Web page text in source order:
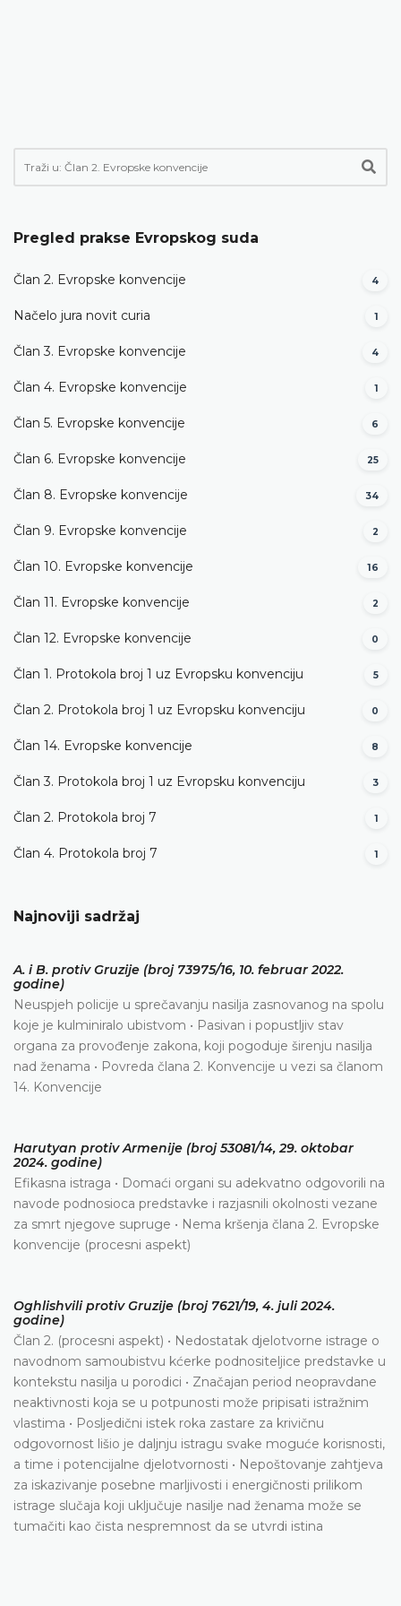
Pregled prakse Evropskog suda
Član 2. Evropske konvencije 4
Načelo jura novit curia 1
Član 3. Evropske konvencije 4
Član 4. Evropske konvencije 1
Član 5. Evropske konvencije 6
Član 6. Evropske konvencije 25
Član 8. Evropske konvencije 34
Član 9. Evropske konvencije 2
Član 10. Evropske konvencije 16
Član 11. Evropske konvencije 2
Član 12. Evropske konvencije 0
Član 1. Protokola broj 1 uz Evropsku konvenciju 5
Član 2. Protokola broj 1 uz Evropsku konvenciju 0
Član 14. Evropske konvencije 8
Član 3. Protokola broj 1 uz Evropsku konvenciju 3
Član 2. Protokola broj 7 1
Član 4. Protokola broj 7 1
Najnoviji sadržaj
A. i B. protiv Gruzije (broj 73975/16, 10. februar 2022.
godine)
Neuspjeh policije u sprečavanju nasilja zasnovanog na spolu
koje je kulminiralo ubistvom • Pasivan i popustljiv stav
organa za provođenje zakona, koji pogoduje širenju nasilja
nad ženama • Povreda člana 2. Konvencije u vezi sa članom
14. Konvencije
Harutyan protiv Armenije (broj 53081/14, 29. oktobar
2024. godine)
Efikasna istraga • Domaći organi su adekvatno odgovorili na
navode podnosioca predstavke i razjasnili okolnosti vezane
za smrt njegove supruge • Nema kršenja člana 2. Evropske
konvencije (procesni aspekt)
Oghlishvili protiv Gruzije (broj 7621/19, 4. juli 2024.
godine)
Član 2. (procesni aspekt) • Nedostatak djelotvorne istrage o
navodnom samoubistvu kćerke podnositeljice predstavke u
kontekstu nasilja u porodici • Značajan period neopravdane
neaktivnosti koja se u potpunosti može pripisati istražnim
vlastima • Posljedični istek roka zastare za krivičnu
odgovornost lišio je daljnju istragu svake moguće korisnosti,
a time i potencijalne djelotvornosti • Nepoštovanje zahtjeva
za iskazivanje posebne marljivosti i energičnosti prilikom
istrage slučaja koji uključuje nasilje nad ženama može se
tumačiti kao čista nespremnost da se utvrdi istina